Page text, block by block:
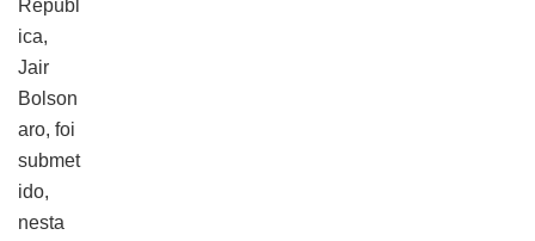
Repúbl
ica,
Jair
Bolson
aro, foi
submet
ido,
nesta